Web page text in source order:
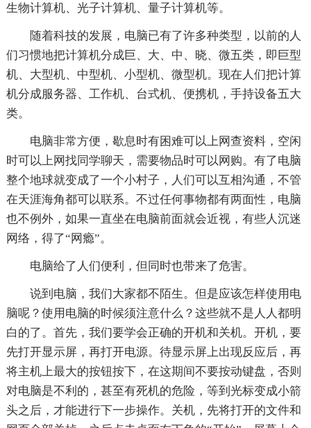
生物计算机、光子计算机、量子计算机等。
随着科技的发展，电脑已有了许多种类型，以前的人
们习惯地把计算机分成巨、大、中、晓、微五类，即巨型
机、大型机、中型机、小型机、微型机。现在人们把计算
机分成服务器、工作机、台式机、便携机，手持设备五大
类。
电脑非常方便，歇息时有困难可以上网查资料，空闲
时可以上网找同学聊天，需要物品时可以网购。有了电脑
整个地球就变成了一个小村子，人们可以互相沟通，不管
在天涯海角都可以联系。不过任何事物都有两面性，电脑
也不例外，如果一直坐在电脑前面就会近视，有些人沉迷
网络，得了“网瘾”。
电脑给了人们便利，但同时也带来了危害。
说到电脑，我们大家都不陌生。但是应该怎样使用电
脑呢？使用电脑的时候须注意什么？这些就不是人人都明
白的了。首先，我们要学会正确的开机和关机。开机，要
先打开显示屏，再打开电源。待显示屏上出现反应后，再
将主机上最大的按钮按下，在这期间不要按动键盘，否则
对电脑是不利的，甚至有死机的危险，等到光标变成小箭
头之后，才能进行下一步操作。关机，先将打开的文件和